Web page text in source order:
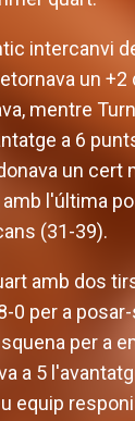
intercanvi
un
mentre
a 6
un
l'última
(31-39).
amb dos
0 per a
per a
a 5
equip